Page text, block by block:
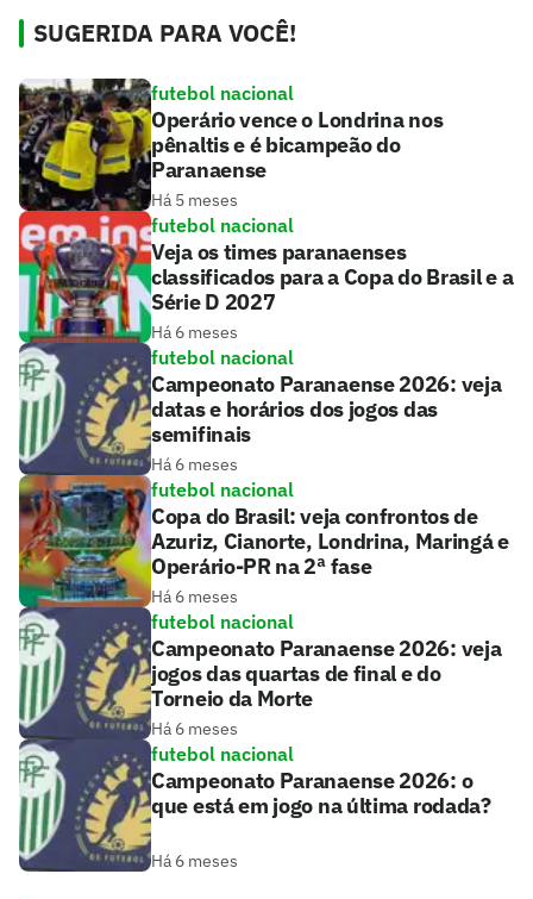
SUGERIDA PARA VOCÊ!
futebol nacional
Operário vence o Londrina nos
pênaltis e é bicampeão do
Paranaense
Há 5 meses
futebol nacional
Veja os times paranaenses
classificados para a Copa do Brasil e a
Série D 2027
Há 6 meses
futebol nacional
Campeonato Paranaense 2026: veja
datas e horários dos jogos das
semifinais
Há 6 meses
futebol nacional
Copa do Brasil: veja confrontos de
Azuriz, Cianorte, Londrina, Maringá e
Operário-PR na 2ª fase
Há 6 meses
futebol nacional
Campeonato Paranaense 2026: veja
jogos das quartas de final e do
Torneio da Morte
Há 6 meses
futebol nacional
Campeonato Paranaense 2026: o
que está em jogo na última rodada?
Há 6 meses